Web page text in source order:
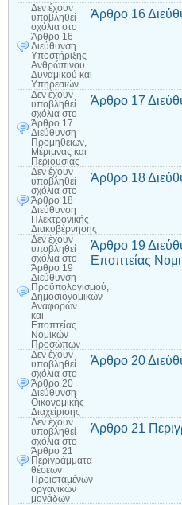
Δεν έχουν
υποβληθεί
σχόλια στο
Άρθρο 16
Διεύθυνση
Υποστήριξης
Ανθρώπινου
Δυναμικού και
Υπηρεσιών
Άρθρο 16
Δεν έχουν
υποβληθεί
σχόλια στο
Άρθρο 17
Διεύθυνση
Προμηθειών,
Μέριμνας και
Περιουσίας
Άρθρο 17
Δεν έχουν
υποβληθεί
σχόλια στο
Άρθρο 18
Διεύθυνση
Ηλεκτρονικής
Διακυβέρνησης
Άρθρο 18
Δεν έχουν
υποβληθεί
σχόλια στο
Άρθρο 19
Διεύθυνση
Προϋπολογισμού,
Δημοσιονομικών
Αναφορών
και
Εποπτείας
Νομικών
Προσώπων
Άρθρο 19
Εποπτείας
Δεν έχουν
υποβληθεί
σχόλια στο
Άρθρο 20
Διεύθυνση
Οικονομικής
Διαχείρισης
Άρθρο 20
Δεν έχουν
υποβληθεί
σχόλια στο
Άρθρο 21
Περιγράμματα
θέσεων
Προϊσταμένων
οργανικών
μονάδων
Άρθρο 21